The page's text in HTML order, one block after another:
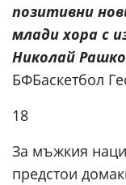
позитивни
млади хора с
Николай
БФБаскетбол
18
За мъжкия
предстои